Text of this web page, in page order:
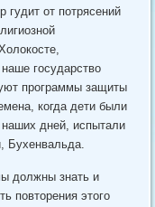
гудит от потрясений
государство
программы защиты
когда дети были
дней, испытали
Бухенвальда.
должны знать и
повторения этого